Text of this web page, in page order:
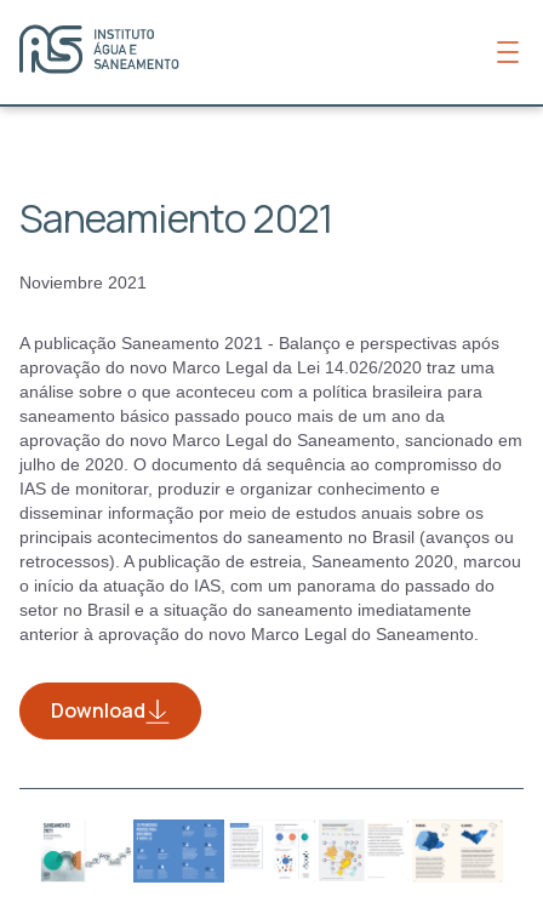
Saneamiento 2021
Noviembre 2021
A publicação Saneamento 2021 - Balanço e perspectivas após
aprovação do novo Marco Legal da Lei 14.026/2020 traz uma
análise sobre o que aconteceu com a política brasileira para
saneamento básico passado pouco mais de um ano da
aprovação do novo Marco Legal do Saneamento, sancionado em
julho de 2020. O documento dá sequência ao compromisso do
IAS de monitorar, produzir e organizar conhecimento e
disseminar informação por meio de estudos anuais sobre os
principais acontecimentos do saneamento no Brasil (avanços ou
retrocessos). A publicação de estreia, Saneamento 2020, marcou
o início da atuação do IAS, com um panorama do passado do
setor no Brasil e a situação do saneamento imediatamente
anterior à aprovação do novo Marco Legal do Saneamento.
Download